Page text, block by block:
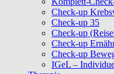
Check-up
Check-up 35
Check-up
Check-up
Check-up
IGeL –